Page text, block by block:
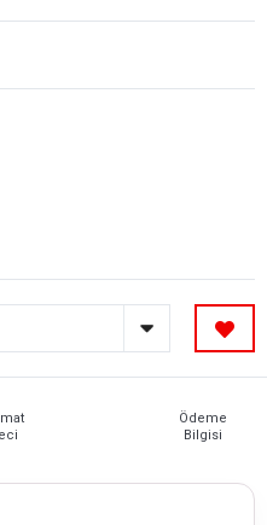
Ödeme
Bilgisi